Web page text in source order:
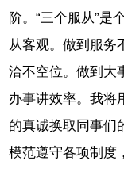
阶。“三个服从”是
从客观。做到服务
洽不空位。做到大
办事讲效率。我将
的真诚换取同事们
模范遵守各项制度